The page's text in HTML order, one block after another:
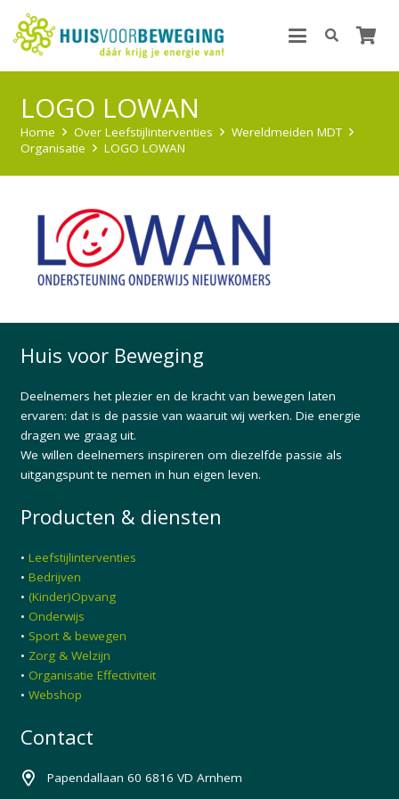
LOGO LOWAN
Home Over Leefstijlinterventies
Wereldmeiden MDT
Organisatie
LOGO LOWAN
Huis voor Beweging
Deelnemers het plezier en de kracht van bewegen laten
ervaren: dat is de passie van waaruit wij werken. Die energie
dragen we graag uit.
We willen deelnemers inspireren om diezelfde passie als
uitgangspunt te nemen in hun eigen leven.
Producten & diensten
• Leefstijlinterventies
• Bedrijven
• (Kinder)Opvang
• Onderwijs
• Sport & bewegen
• Zorg & Welzijn
• Organisatie Effectiviteit
• Webshop
Contact
Papendallaan 60 6816 VD Arnhem